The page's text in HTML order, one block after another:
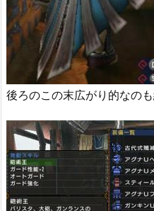
後ろのこの末広がり的なのも